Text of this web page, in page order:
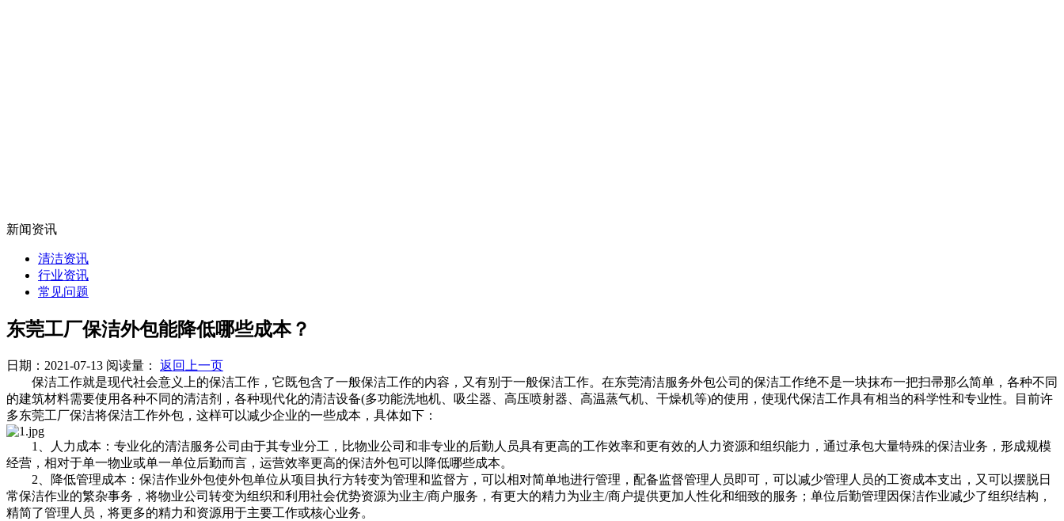
新闻资讯
清洁资讯
行业资讯
常见问题
东莞工厂保洁外包能降低哪些成本？
日期：2021-07-13 阅读量：
返回上一页
保洁工作就是现代社会意义上的保洁工作，它既包含了一般保洁工作的内容，又有别于一般保洁工作。在东莞清洁服务外包公司的保洁工作绝不是一块抹布一把扫帚那么简单，各种不同
的建筑材料需要使用各种不同的清洁剂，各种现代化的清洁设备(多功能洗地机、吸尘器、高压喷射器、高温蒸气机、干燥机等)的使用，使现代保洁工作具有相当的科学性和专业性。目前许
多东莞工厂保洁将保洁工作外包，这样可以减少企业的一些成本，具体如下：
1、人力成本：专业化的清洁服务公司由于其专业分工，比物业公司和非专业的后勤人员具有更高的工作效率和更有效的人力资源和组织能力，通过承包大量特殊的保洁业务，形成规模
经营，相对于单一物业或单一单位后勤而言，运营效率更高的保洁外包可以降低哪些成本。
2、降低管理成本：保洁作业外包使外包单位从项目执行方转变为管理和监督方，可以相对简单地进行管理，配备监督管理人员即可，可以减少管理人员的工资成本支出，又可以摆脱日
常保洁作业的繁杂事务，将物业公司转变为组织和利用社会优势资源为业主/商户服务，有更大的精力为业主/商户提供更加人性化和细致的服务；单位后勤管理因保洁作业减少了组织结构，
精简了管理人员，将更多的精力和资源用于主要工作或核心业务。